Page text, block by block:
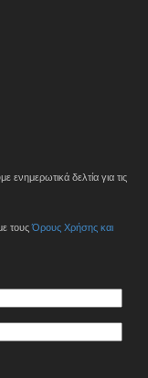
δελτία για τις
τους Όρους Χρήσης και